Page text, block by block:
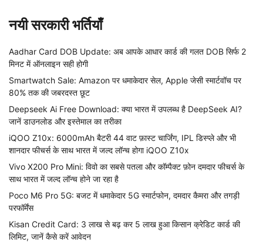
नयी सरकारी भर्तियाँ
Aadhar Card DOB Update: अब आपके आधार कार्ड की गलत DOB सिर्फ 2
मिनट में ऑनलाइन सही होगी
Smartwatch Sale: Amazon पर धमाकेदार सेल, Apple जेसी स्मार्टवॉच पर
80% तक की जबरदस्त छूट
Deepseek Ai Free Download: क्या भारत में उपलब्ध है DeepSeek AI?
जानें डाउनलोड और इस्तेमाल का तरीका
iQOO Z10x: 6000mAh बैटरी 44 वाट फ़ास्ट चार्जिंग, IPL डिस्प्ले और भी
शानदार फीचर्स के साथ भारत में जल्द लॉन्च होगा iQOO Z10x
Vivo X200 Pro Mini: विवो का सबसे पतला और कॉम्पैक्ट फ़ोन दमदार फीचर्स के
साथ भारत में जल्द लॉन्च होने जा रहा है
Poco M6 Pro 5G: बजट में धमाकेदार 5G स्मार्टफोन, दमदार कैमरा और तगड़ी
परफॉर्मेंस
Kisan Credit Card: 3 लाख से बढ़ कर 5 लाख हुआ किसान क्रेडिट कार्ड की
लिमिट, जानें कैसे करें आवेदन